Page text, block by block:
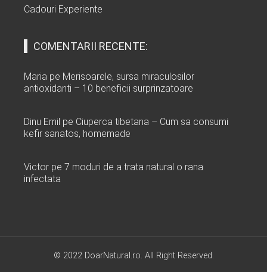
Cadouri Experiente
COMENTARII RECENTE:
Maria pe Merisoarele, sursa miraculosilor
antioxidanti – 10 beneficii surprinzatoare
Dinu Emil pe Ciuperca tibetana – Cum sa consumi
kefir sanatos, homemade
Victor pe 7 moduri de a trata natural o rana
infectata
© 2022 DoarNatural.ro. All Right Reserved.